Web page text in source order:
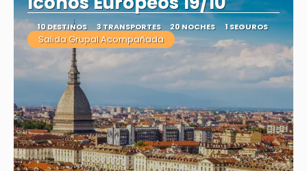
10 DESTINOS 3 TRANSPORTES 20 NOCHES 1 SEGUROS
Salida Grupal Acompañada